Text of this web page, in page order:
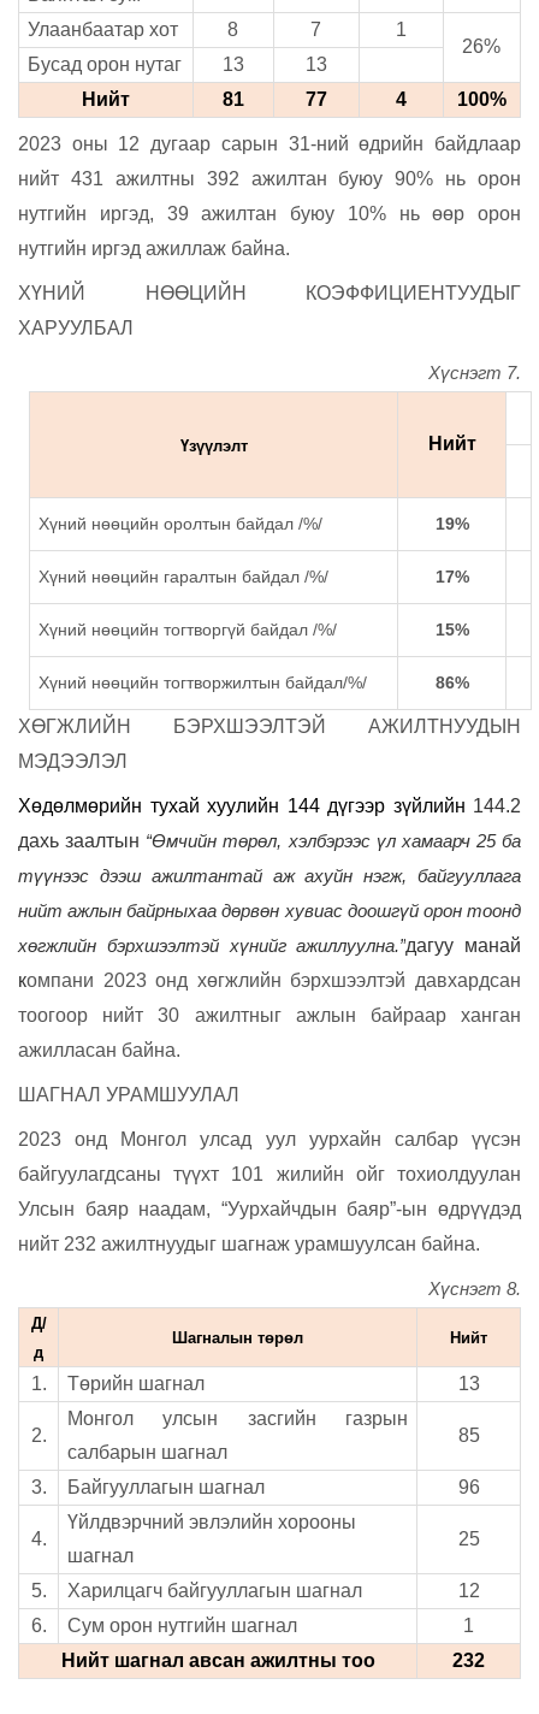
Улаанбаатар хот 8 7
1
26%
Бусад орон нутаг
13
13
Нийт
81 77 4 100%
2023 оны 12 дугаар сарын 31-ний өдрийн байдлаар
нийт 431 ажилтны 392 ажилтан буюу 90% нь орон
нутгийн иргэд, 39 ажилтан буюу 10% нь өөр орон
нутгийн иргэд ажиллаж байна.
ХҮНИЙ НӨӨЦИЙН КОЭФФИЦИЕНТУУДЫГ
ХАРУУЛБАЛ
Хүснэгт 7.
Үзүүлэлт Нийт
Хүний нөөцийн оролтын байдал /%/ 19%
Хүний нөөцийн гаралтын байдал /%/ 17%
Хүний нөөцийн тогтворгүй байдал /%/ 15%
Хүний нөөцийн тогтворжилтын байдал/%/ 86%
ХӨГЖЛИЙН БЭРХШЭЭЛТЭЙ АЖИЛТНУУДЫН
МЭДЭЭЛЭЛ
Хөдөлмөрийн тухай хуулийн 144 дүгээр зүйлийн 144.2
дахь заалтын “Өмчийн төрөл, хэлбэрээс үл хамаарч 25 ба
түүнээс дээш ажилтантай аж ахуйн нэгж, байгууллага
нийт ажлын байрныхаа дөрвөн хувиас доошгүй орон тоонд
хөгжлийн бэрхшээлтэй хүнийг ажиллуулна.”дагуу манай
компани 2023 онд хөгжлийн бэрхшээлтэй давхардсан
тоогоор нийт 30 ажилтныг ажлын байраар ханган
ажилласан байна.
ШАГНАЛ УРАМШУУЛАЛ
2023 онд Монгол улсад уул уурхайн салбар үүсэн
байгуулагдсаны түүхт 101 жилийн ойг тохиолдуулан
Улсын баяр наадам, “Уурхайчдын баяр”-ын өдрүүдэд
нийт 232 ажилтнуудыг шагнаж урамшуулсан байна.
Хүснэгт 8.
Д/
д
Шагналын төрөл Нийт
1. Төрийн шагнал 13
2.
Монгол улсын засгийн газрын
салбарын шагнал
85
3. Байгууллагын шагнал 96
4.
Үйлдвэрчний эвлэлийн хорооны
шагнал
25
5. Харилцагч байгууллагын шагнал
12
6.
Сум орон нутгийн шагнал
1
Нийт шагнал авсан ажилтны тоо
232